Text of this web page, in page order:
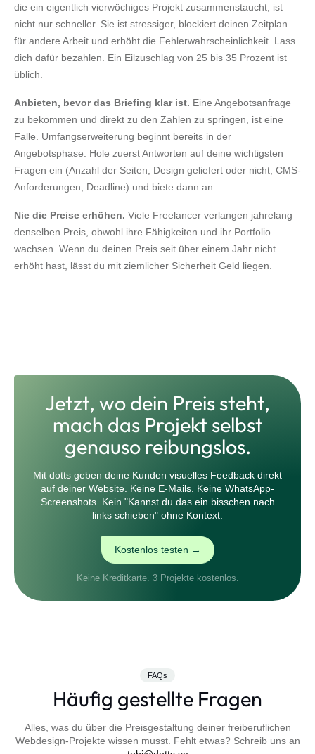
die ein eigentlich vierwöchiges Projekt zusammenstaucht, ist
nicht nur schneller. Sie ist stressiger, blockiert deinen Zeitplan
für andere Arbeit und erhöht die Fehlerwahrscheinlichkeit. Lass
dich dafür bezahlen. Ein Eilzuschlag von 25 bis 35 Prozent ist
üblich.
Anbieten, bevor das Briefing klar ist. Eine Angebotsanfrage
zu bekommen und direkt zu den Zahlen zu springen, ist eine
Falle. Umfangserweiterung beginnt bereits in der
Angebotsphase. Hole zuerst Antworten auf deine wichtigsten
Fragen ein (Anzahl der Seiten, Design geliefert oder nicht, CMS-
Anforderungen, Deadline) und biete dann an.
Nie die Preise erhöhen. Viele Freelancer verlangen jahrelang
denselben Preis, obwohl ihre Fähigkeiten und ihr Portfolio
wachsen. Wenn du deinen Preis seit über einem Jahr nicht
erhöht hast, lässt du mit ziemlicher Sicherheit Geld liegen.
Jetzt, wo dein Preis steht,
mach das Projekt selbst
genauso reibungslos.
Mit dotts geben deine Kunden visuelles Feedback direkt
auf deiner Website. Keine E-Mails. Keine WhatsApp-
Screenshots. Kein "Kannst du das ein bisschen nach
links schieben" ohne Kontext.
Kostenlos testen →
Keine Kreditkarte. 3 Projekte kostenlos.
FAQs
Häufig gestellte Fragen
Alles, was du über die Preisgestaltung deiner freiberuflichen
Webdesign-Projekte wissen musst. Fehlt etwas? Schreib uns an